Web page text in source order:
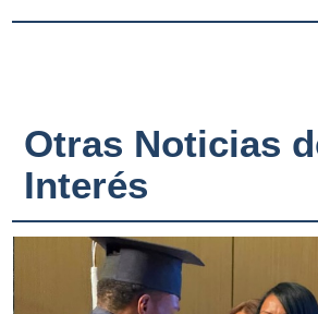
Otras Noticias
Interés